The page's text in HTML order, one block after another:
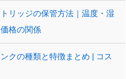
リッジの保管方法｜温度・湿
格の関係
クの種類と特徴まとめ | コス